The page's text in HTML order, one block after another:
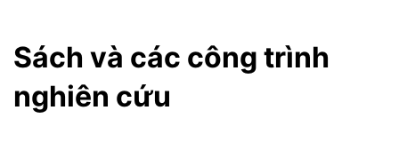
Sách và các công trình
nghiên cứu